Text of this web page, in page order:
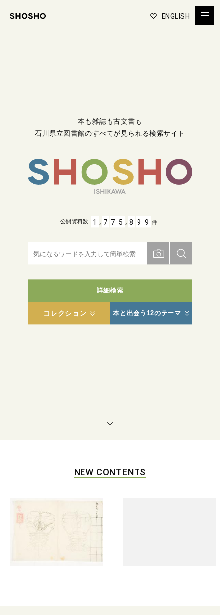
ENGLISH
本も雑誌も古文書も
石川県立図書館のすべてが見られる検索サイト
詳細検索
コレクション 本と出会う12のテーマ
公開資料数 1 , 7 7 5 , 8 9 9 件
NEW CONTENTS